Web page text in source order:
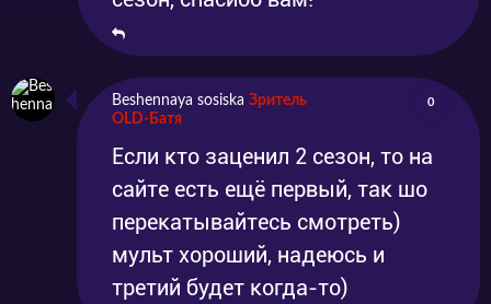
Beshennaya sosiska Зритель
OLD-Батя
0
Если кто заценил 2 сезон, то на
сайте есть ещё первый, так шо
перекатывайтесь смотреть)
мульт хороший, надеюсь и
третий будет когда-то)